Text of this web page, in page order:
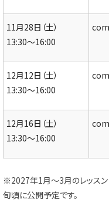
11月28日（土）
13:30～16:00
12月12日（土）
13:30～16:00
12月16日（土）
13:30～16:00
※2027年1月～3月のレッス
旬頃に公開予定です。